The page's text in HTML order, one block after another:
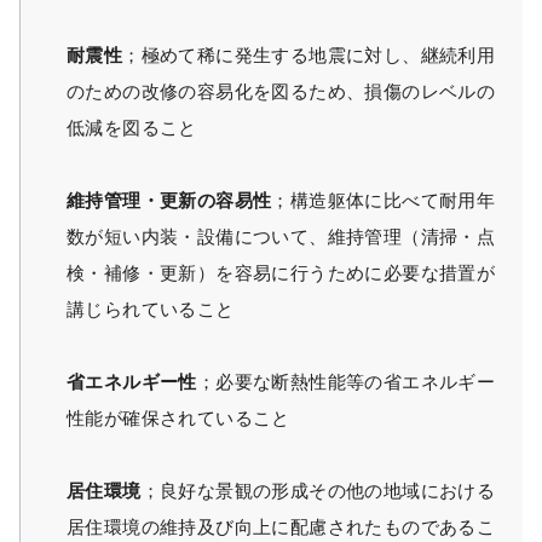
耐震性 ；極めて稀に発生する地震に対し、継続利用
のための改修の容易化を図るため、損傷のレベルの
低減を図ること
維持管理・更新の容易性 ；構造躯体に比べて耐用年
数が短い内装・設備について、維持管理（清掃・点
検・補修・更新）を容易に行うために必要な措置が
講じられていること
省エネルギー性 ；必要な断熱性能等の省エネルギー
性能が確保されていること
居住環境；良好な景観の形成その他の地域における
居住環境の維持及び向上に配慮されたものであるこ